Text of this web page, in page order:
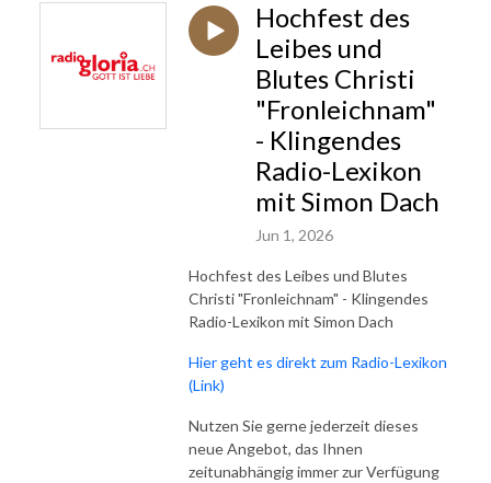
deutschsprachigen Schweiz, Swisscom TV, Internetradio und mit unserer
Gloria App einfach empfangbar.
Hochfest des
Leibes und
Blutes Christi
"Fronleichnam"
- Klingendes
Radio-Lexikon
mit Simon Dach
Jun 1, 2026
Hochfest des Leibes und Blutes
Christi "Fronleichnam" - Klingendes
Radio-Lexikon mit Simon Dach
Hier geht es direkt zum Radio-Lexikon
(Link)
Nutzen Sie gerne jederzeit dieses
neue Angebot, das Ihnen
zeitunabhängig immer zur Verfügung